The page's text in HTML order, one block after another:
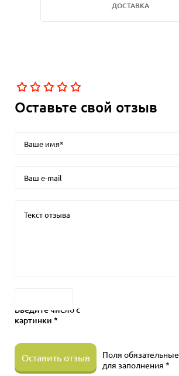
ДОСТАВКА
Оставьте свой отзыв
Введите число с
картинки *
Оставить отзыв
Поля обязательные
для заполнения *